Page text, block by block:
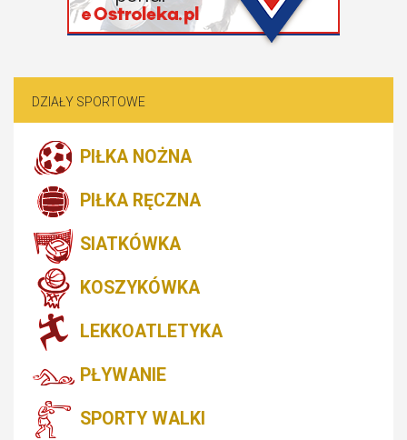
DZIAŁY SPORTOWE
PIŁKA NOŻNA
PIŁKA RĘCZNA
SIATKÓWKA
KOSZYKÓWKA
LEKKOATLETYKA
PŁYWANIE
SPORTY WALKI